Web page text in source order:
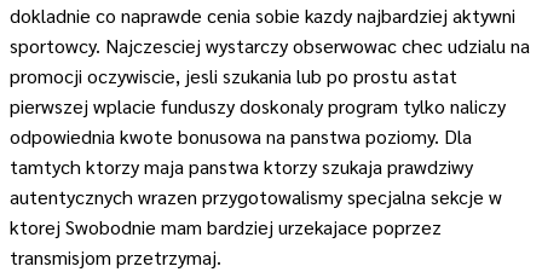
dokladnie co naprawde cenia sobie kazdy najbardziej aktywni
sportowcy. Najczesciej wystarczy obserwowac chec udzialu na
promocji oczywiscie, jesli szukania lub po prostu astat
pierwszej wplacie funduszy doskonaly program tylko naliczy
odpowiednia kwote bonusowa na panstwa poziomy. Dla
tamtych ktorzy maja panstwa ktorzy szukaja prawdziwy
autentycznych wrazen przygotowalismy specjalna sekcje w
ktorej Swobodnie mam bardziej urzekajace poprzez
transmisjom przetrzymaj.